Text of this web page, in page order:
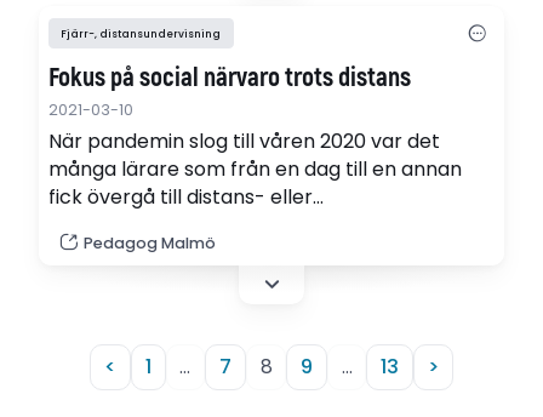
förändringar både i attityder och praktik.
Fjärr-, distansundervisning
Fokus på social närvaro trots distans
2021-03-10
När pandemin slog till våren 2020 var det
många lärare som från en dag till en annan
fick övergå till distans- eller
ska lärarna på Heleneholms gymnasium nu
vässa sin undervisning som sker på distans.
Pedagog Malmö
< 1 … 7 8 9 … 13 >